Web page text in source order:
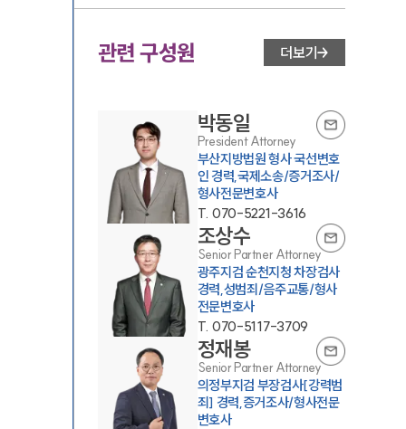
관련 구성원 더보기
박동일
President Attorney
부산지방법원 형사 국선변호
인 경력,국제소송/증거조사/
형사전문변호사
T. 070-5221-3616
조상수
Senior Partner Attorney
광주지검 순천지청 차장검사
경력,성범죄/음주교통/형사
전문변호사
T. 070-5117-3709
정재봉
Senior Partner Attorney
의정부지검 부장검사[강력범
죄] 경력,증거조사/형사전문
변호사